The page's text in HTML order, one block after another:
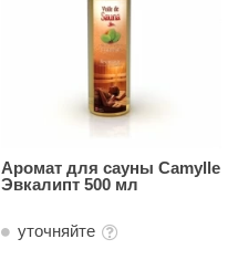
Аромат для сауны Camylle
Эвкалипт 500 мл
уточняйте